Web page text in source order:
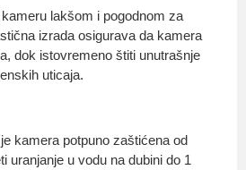
lakšom i pogodnom za
izrada osigurava da kamera
dok istovremeno štiti unutrašnje
uticaja.
kamera potpuno zaštićena od
uranjanje u vodu na dubini do 1